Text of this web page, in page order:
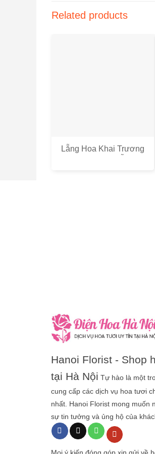
Related products
Lẵng Hoa Khai Trương
Hanoi Florist - Shop
tại Hà Nội Tự hào là một
cung cấp các dịch vụ hoa tươi
nhất. Hanoi Florist mong muốn
sự tin tưởng và ủng hộ của